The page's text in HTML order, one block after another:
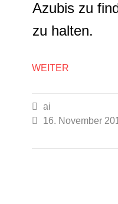
Azubis zu
zu halten.
WEITER

ai

16. November